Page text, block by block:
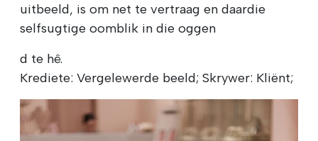
uitbeeld, is om net te vertraag en daardie
selfsugtige oomblik in die oggen
d te hê.
Krediete: Vergelewerde beeld; Skrywer: Kliënt;